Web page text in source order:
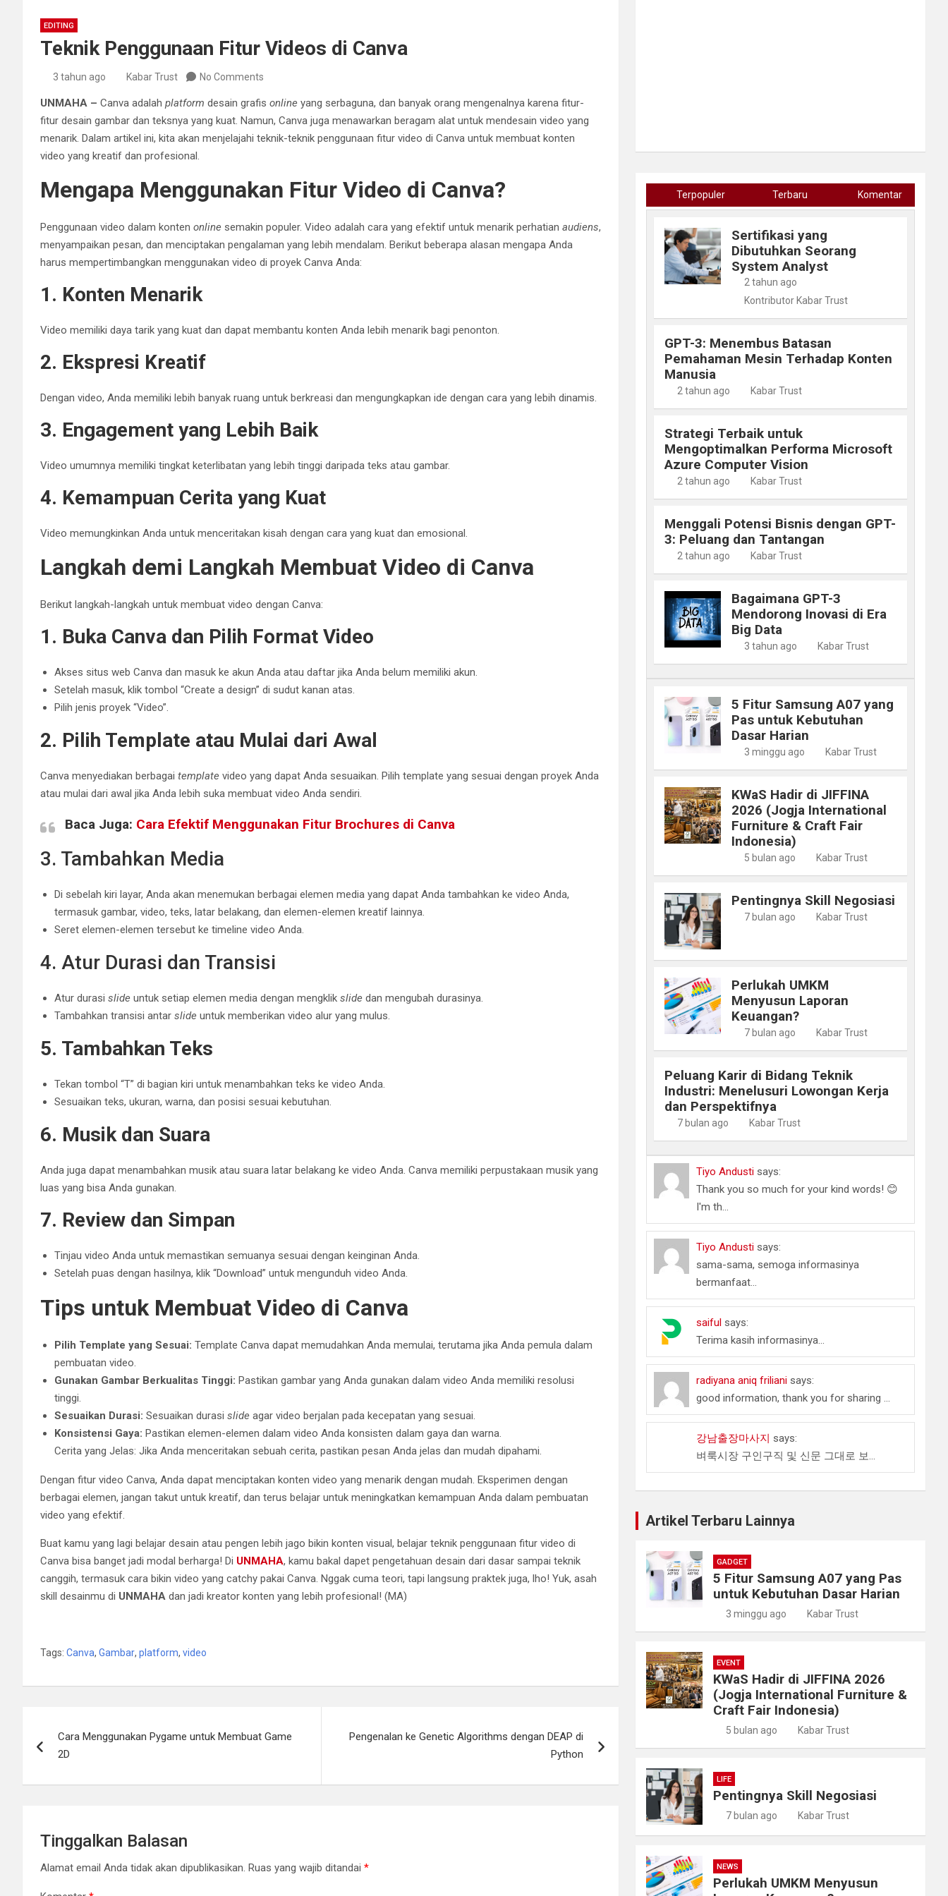
EDITING
Teknik Penggunaan Fitur Videos di Canva
3 tahun ago Kabar Trust No Comments
UNMAHA – Canva adalah platform desain grafis online yang serbaguna, dan banyak orang mengenalnya karena fitur-
fitur desain gambar dan teksnya yang kuat. Namun, Canva juga menawarkan beragam alat untuk mendesain video yang
menarik. Dalam artikel ini, kita akan menjelajahi teknik-teknik penggunaan fitur video di Canva untuk membuat konten
video yang kreatif dan profesional.
Mengapa Menggunakan Fitur Video di Canva?
Penggunaan video dalam konten online semakin populer. Video adalah cara yang efektif untuk menarik perhatian audiens,
menyampaikan pesan, dan menciptakan pengalaman yang lebih mendalam. Berikut beberapa alasan mengapa Anda
harus mempertimbangkan menggunakan video di proyek Canva Anda:
1. Konten Menarik
Video memiliki daya tarik yang kuat dan dapat membantu konten Anda lebih menarik bagi penonton.
2. Ekspresi Kreatif
Dengan video, Anda memiliki lebih banyak ruang untuk berkreasi dan mengungkapkan ide dengan cara yang lebih dinamis.
3. Engagement yang Lebih Baik
Video umumnya memiliki tingkat keterlibatan yang lebih tinggi daripada teks atau gambar.
4. Kemampuan Cerita yang Kuat
Video memungkinkan Anda untuk menceritakan kisah dengan cara yang kuat dan emosional.
Langkah demi Langkah Membuat Video di Canva
Berikut langkah-langkah untuk membuat video dengan Canva:
1. Buka Canva dan Pilih Format Video
Akses situs web Canva dan masuk ke akun Anda atau daftar jika Anda belum memiliki akun.
Setelah masuk, klik tombol “Create a design” di sudut kanan atas.
Pilih jenis proyek “Video”.
2. Pilih Template atau Mulai dari Awal
Canva menyediakan berbagai template video yang dapat Anda sesuaikan. Pilih template yang sesuai dengan proyek Anda
atau mulai dari awal jika Anda lebih suka membuat video Anda sendiri.
Baca Juga: Cara Efektif Menggunakan Fitur Brochures di Canva
3. Tambahkan Media
Di sebelah kiri layar, Anda akan menemukan berbagai elemen media yang dapat Anda tambahkan ke video Anda,
termasuk gambar, video, teks, latar belakang, dan elemen-elemen kreatif lainnya.
Seret elemen-elemen tersebut ke timeline video Anda.
4. Atur Durasi dan Transisi
Atur durasi slide untuk setiap elemen media dengan mengklik slide dan mengubah durasinya.
Tambahkan transisi antar slide untuk memberikan video alur yang mulus.
5. Tambahkan Teks
Tekan tombol “T” di bagian kiri untuk menambahkan teks ke video Anda.
Sesuaikan teks, ukuran, warna, dan posisi sesuai kebutuhan.
6. Musik dan Suara
Anda juga dapat menambahkan musik atau suara latar belakang ke video Anda. Canva memiliki perpustakaan musik yang
luas yang bisa Anda gunakan.
7. Review dan Simpan
Tinjau video Anda untuk memastikan semuanya sesuai dengan keinginan Anda.
Setelah puas dengan hasilnya, klik “Download” untuk mengunduh video Anda.
Tips untuk Membuat Video di Canva
Pilih Template yang Sesuai: Template Canva dapat memudahkan Anda memulai, terutama jika Anda pemula dalam
pembuatan video.
Gunakan Gambar Berkualitas Tinggi: Pastikan gambar yang Anda gunakan dalam video Anda memiliki resolusi
tinggi.
Sesuaikan Durasi: Sesuaikan durasi slide agar video berjalan pada kecepatan yang sesuai.
Konsistensi Gaya: Pastikan elemen-elemen dalam video Anda konsisten dalam gaya dan warna.
Cerita yang Jelas: Jika Anda menceritakan sebuah cerita, pastikan pesan Anda jelas dan mudah dipahami.
Dengan fitur video Canva, Anda dapat menciptakan konten video yang menarik dengan mudah. Eksperimen dengan
berbagai elemen, jangan takut untuk kreatif, dan terus belajar untuk meningkatkan kemampuan Anda dalam pembuatan
video yang efektif.
Buat kamu yang lagi belajar desain atau pengen lebih jago bikin konten visual, belajar teknik penggunaan fitur video di
Canva bisa banget jadi modal berharga! Di UNMAHA, kamu bakal dapet pengetahuan desain dari dasar sampai teknik
canggih, termasuk cara bikin video yang catchy pakai Canva. Nggak cuma teori, tapi langsung praktek juga, lho! Yuk, asah
skill desainmu di UNMAHA dan jadi kreator konten yang lebih profesional! (MA)
Tags: Canva, Gambar, platform, video
posCara Menggunakan Pygame untuk Membuat Game
2D
Pengenalan ke Genetic Algorithms dengan DEAP di
Python
Tinggalkan Balasan
Alamat email Anda tidak akan dipublikasikan. Ruas yang wajib ditandai *
Terpopuler Terbaru Komentar
Sertifikasi yang
Dibutuhkan Seorang
System Analyst
2 tahun ago
Kontributor Kabar Trust
GPT-3: Menembus Batasan
Pemahaman Mesin Terhadap Konten
Manusia
2 tahun ago Kabar Trust
Strategi Terbaik untuk
Mengoptimalkan Performa Microsoft
Azure Computer Vision
2 tahun ago Kabar Trust
Menggali Potensi Bisnis dengan GPT-
3: Peluang dan Tantangan
2 tahun ago Kabar Trust
Bagaimana GPT-3
Mendorong Inovasi di Era
Big Data
3 tahun ago Kabar Trust
5 Fitur Samsung A07 yang
Pas untuk Kebutuhan
Dasar Harian
3 minggu ago Kabar Trust
KWaS Hadir di JIFFINA
2026 (Jogja International
Furniture & Craft Fair
Indonesia)
5 bulan ago Kabar Trust
Pentingnya Skill Negosiasi
7 bulan ago Kabar Trust
Perlukah UMKM
Menyusun Laporan
Keuangan?
7 bulan ago Kabar Trust
Peluang Karir di Bidang Teknik
Industri: Menelusuri Lowongan Kerja
dan Perspektifnya
7 bulan ago Kabar Trust
Tiyo Andusti says:
Thank you so much for your kind words! 😊
I'm th...
Tiyo Andusti says:
sama-sama, semoga informasinya
bermanfaat...
saiful says:
Terima kasih informasinya...
radiyana aniq friliani says:
good information, thank you for sharing ...
강남출장마사지 says:
벼룩시장 구인구직 및 신문 그대로 보...
Artikel Terbaru Lainnya
GADGET
5 Fitur Samsung A07 yang Pas
untuk Kebutuhan Dasar Harian
3 minggu ago Kabar Trust
EVENT
KWaS Hadir di JIFFINA 2026
(Jogja International Furniture &
Craft Fair Indonesia)
5 bulan ago Kabar Trust
LIFE
Pentingnya Skill Negosiasi
7 bulan ago Kabar Trust
NEWS
Perlukah UMKM Menyusun